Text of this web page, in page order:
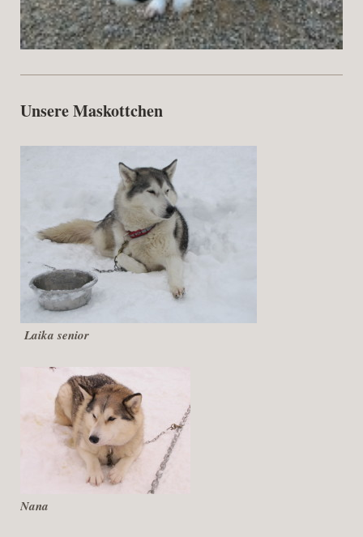
Unsere Maskottchen
Laika senior
Nana